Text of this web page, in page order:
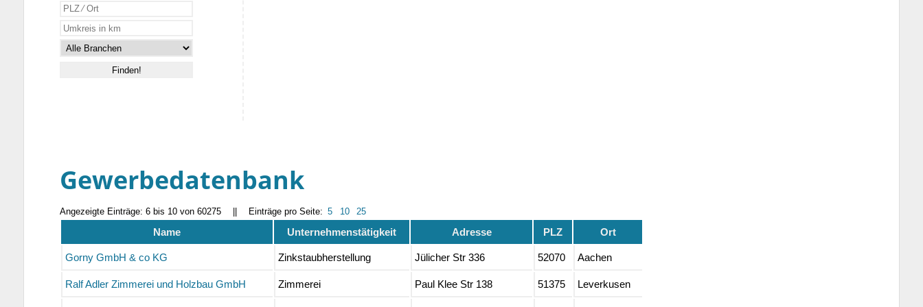
Gewerbedatenbank
Angezeigte Einträge: 6 bis 10 von 60275 Einträge pro Seite: 5 10 25
Name Unternehmenstätigkeit Adresse PLZ Ort
Gorny GmbH & co KG Zinkstaubherstellung Jülicher Str 336 52070 Aachen
Ralf Adler Zimmerei und Holzbau GmbH Zimmerei Paul Klee Str 138 51375 Leverkusen